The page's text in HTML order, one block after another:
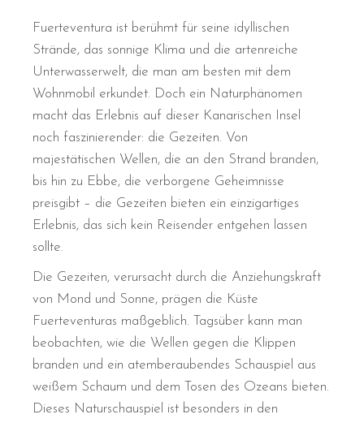
Fuerteventura ist berühmt für seine idyllischen
Strände, das sonnige Klima und die artenreiche
Unterwasserwelt, die man am besten mit dem
Wohnmobil erkundet. Doch ein Naturphänomen
macht das Erlebnis auf dieser Kanarischen Insel
noch faszinierender: die Gezeiten. Von
majestätischen Wellen, die an den Strand branden,
bis hin zu Ebbe, die verborgene Geheimnisse
preisgibt – die Gezeiten bieten ein einzigartiges
Erlebnis, das sich kein Reisender entgehen lassen
sollte.
Die Gezeiten, verursacht durch die Anziehungskraft
von Mond und Sonne, prägen die Küste
Fuerteventuras maßgeblich. Tagsüber kann man
beobachten, wie die Wellen gegen die Klippen
branden und ein atemberaubendes Schauspiel aus
weißem Schaum und dem Tosen des Ozeans bieten.
Dieses Naturschauspiel ist besonders in den